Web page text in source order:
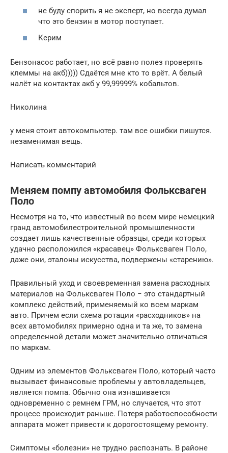
не буду спорить я не эксперт, но всегда думал
что это бензин в мотор поступает.
Керим
Бензонасос работает, но всё равно полез проверять
клеммы на акб))))) Сдаётся мне кто то врёт. А белый
налёт на контактах акб у 99,99999% кобальтов.
Николина
у меня стоит автокомпьютер. там все ошибки пишутся.
незаменимая вещь.
Написать комментарий
Меняем помпу автомобиля Фольксваген
Поло
Несмотря на то, что известный во всем мире немецкий
гранд автомобилестроительной промышленности
создает лишь качественные образцы, среди которых
удачно расположился «красавец» Фольксваген Поло,
даже они, эталоны искусства, подвержены «старению».
Правильный уход и своевременная замена расходных
материалов на Фольксваген Поло − это стандартный
комплекс действий, применяемый ко всем маркам
авто. Причем если схема ротации «расходников» на
всех автомобилях примерно одна и та же, то замена
определенной детали может значительно отличаться
по маркам.
Одним из элементов Фольксваген Поло, который часто
вызывает финансовые проблемы у автовладельцев,
является помпа. Обычно она изнашивается
одновременно с ремнем ГРМ, но случается, что этот
процесс происходит раньше. Потеря работоспособности
аппарата может привести к дорогостоящему ремонту.
Симптомы «болезни» не трудно распознать. В районе